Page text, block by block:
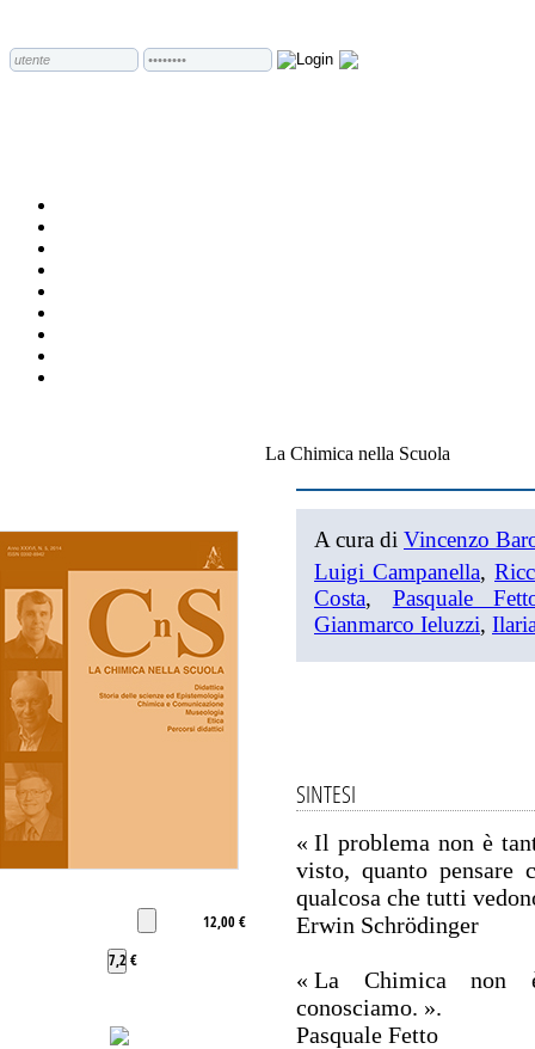
La Chimica nella Scuola
12,00 €
7,2 €
A cura di Vincenzo
Luigi Campanella,
Costa, Pasquale
Gianmarco Ieluzzi,
SINTESI
« Il problema non è
visto, quanto pensare
qualcosa che tutti
Erwin Schrödinger
« La Chimica non
conosciamo. ».
Pasquale Fetto